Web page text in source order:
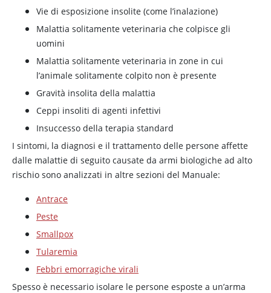
Vie di esposizione insolite (come l’inalazione)
Malattia solitamente veterinaria che colpisce gli
uomini
Malattia solitamente veterinaria in zone in cui
l’animale solitamente colpito non è presente
Gravità insolita della malattia
Ceppi insoliti di agenti infettivi
Insuccesso della terapia standard
I sintomi, la diagnosi e il trattamento delle persone affette
dalle malattie di seguito causate da armi biologiche ad alto
rischio sono analizzati in altre sezioni del Manuale:
Antrace
Peste
Smallpox
Tularemia
Febbri emorragiche virali
Spesso è necessario isolare le persone esposte a un’arma